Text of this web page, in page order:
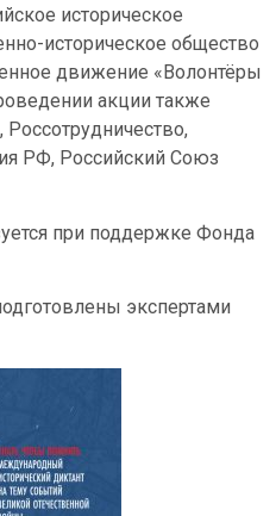
историческое
историческое общество
движение «Волонтёры
акции также
РФ, Российский Союз
при поддержке Фонда
экспертами